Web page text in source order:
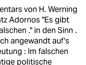
von H. Werning
Adornos "Es gibt
." in den Sinn .
angewandt auf's
: Im falschen
politische